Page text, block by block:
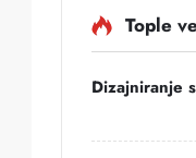
Tople
Dizajniranje